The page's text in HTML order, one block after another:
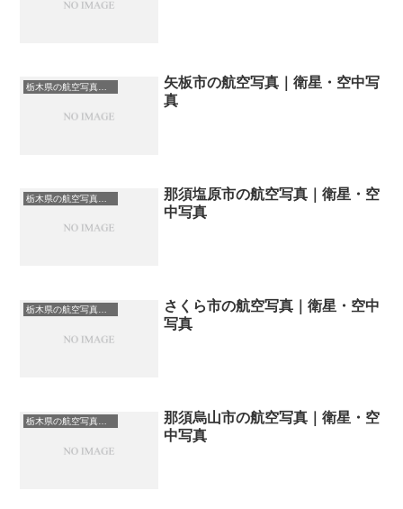
矢板市の航空写真｜衛星・空中写
真
那須塩原市の航空写真｜衛星・空
中写真
栃木県の航空写真・空中写真
さくら市の航空写真｜衛星・空中
写真
那須烏山市の航空写真｜衛星・空
中写真